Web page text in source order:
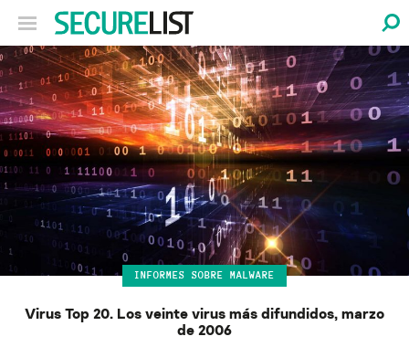
INFORMES SOBRE MALWARE
Virus Top 20. Los veinte virus más difundidos, marzo
de 2006